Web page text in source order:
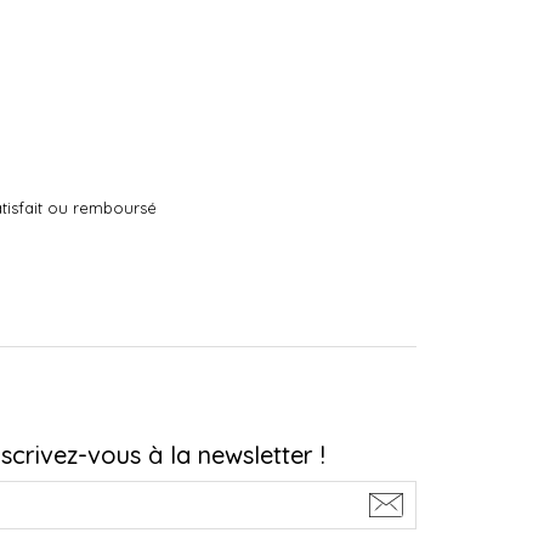
ou remboursé
vous à la newsletter !